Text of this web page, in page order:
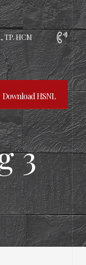
TP. HCM
Download HSNL
3